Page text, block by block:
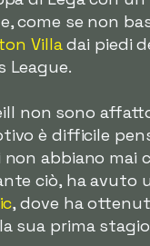
come se non
Villadai piedi
League.
non sono
è difficile
abbiano mai
ciò, ha avuto
, dove ha
sua prima